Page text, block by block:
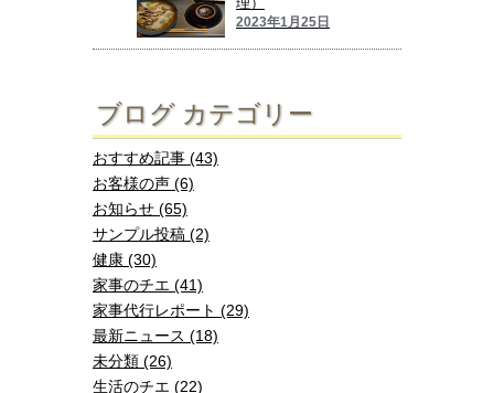
2023年1月25日
ブログ カテゴリー
おすすめ記事 (43)
お客様の声 (6)
お知らせ (65)
サンプル投稿 (2)
健康 (30)
家事のチエ (41)
家事代行レポート (29)
最新ニュース (18)
未分類 (26)
生活のチエ (22)